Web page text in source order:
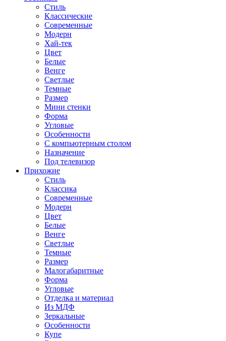
Стиль
Классические
Современные
Модерн
Хай-тек
Цвет
Белые
Венге
Светлые
Темные
Размер
Мини стенки
Форма
Угловые
Особенности
С компьютерным столом
Назначение
Под телевизор
Прихожие
Стиль
Классика
Современные
Модерн
Цвет
Белые
Венге
Светлые
Темные
Размер
Малогабаритные
Форма
Угловые
Отделка и материал
Из МДФ
Зеркальные
Особенности
Купе